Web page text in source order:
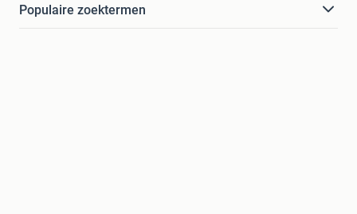
Populaire zoektermen